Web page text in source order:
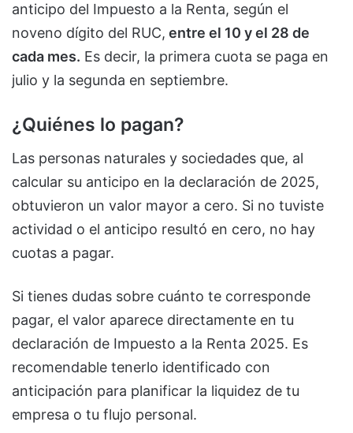
anticipo del Impuesto a la Renta, según el
noveno dígito del RUC, entre el 10 y el 28 de
cada mes. Es decir, la primera cuota se paga en
julio y la segunda en septiembre.
¿Quiénes lo pagan?
Las personas naturales y sociedades que, al
calcular su anticipo en la declaración de 2025,
obtuvieron un valor mayor a cero. Si no tuviste
actividad o el anticipo resultó en cero, no hay
cuotas a pagar.
Si tienes dudas sobre cuánto te corresponde
pagar, el valor aparece directamente en tu
declaración de Impuesto a la Renta 2025. Es
recomendable tenerlo identificado con
anticipación para planificar la liquidez de tu
empresa o tu flujo personal.